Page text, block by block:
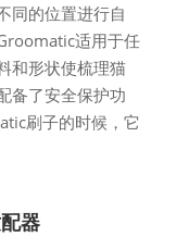
同的位置进行自
适用于任
和形状使梳理猫
备了安全保护功
刷子的时候，它
器